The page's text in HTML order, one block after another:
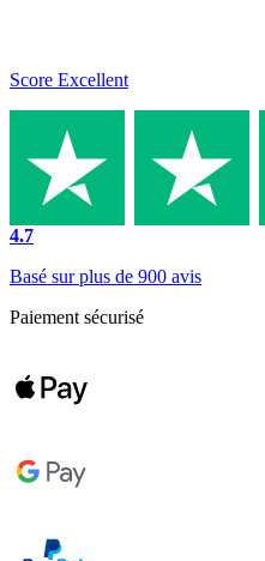
Score Excellent
4.7
Basé sur plus de 900 avis
Paiement sécurisé